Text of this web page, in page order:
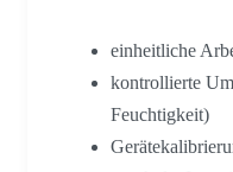
einheitliche
kontrollierte
Feuchtigkeit)